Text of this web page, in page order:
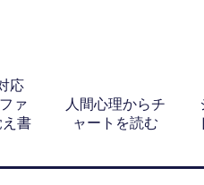
応
ァ
え書
人間心理からチ
ャートを読む